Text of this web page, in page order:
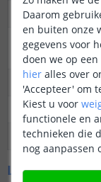
Dimbaar
3M plakstrip over
gehele lengte
Garantie
Op maat te
Datasheet
LED's en licht
Daarom
en buiten onze
gegevens voor
doen we op
hier alles over
'Accepteer' om
Kiest u voor
functionele en
technieken die
nog aanpassen